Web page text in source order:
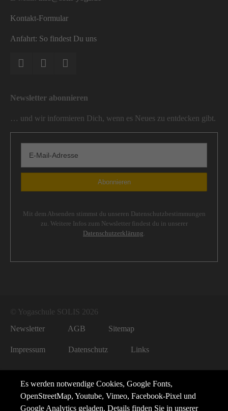
Kontakt-Formular
Anfahrt: So findest Du uns
Newsletter abonnieren
… und wir informieren Dich, wenn es Neues zu entdecken gibt.
Mit dem Absenden stimmst du unseren Datenschutzbestimmungen
zu. Weitere Infos zum Newsletter findest du in unserer
Datenschutzerklärung.
© Yogaschule SOLIS 2026
Newsletter
AGB Sitemap
Impressum Datenschutz Links
Es werden notwendige Cookies, Google Fonts,
OpenStreetMap, Youtube, Vimeo, Facebook-Pixel und
Google Analytics geladen. Details finden Sie in unserer